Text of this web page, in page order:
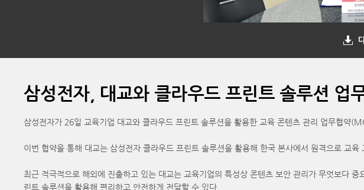
삼성전자, 대교와 클라우드 프린트 솔루션 업
삼성전자가 26일 교육기업 대교와 클라우드 프린트 솔루션을 활용한 교육 콘텐츠 관리 업무협약
이번 협약을 통해 대교는 삼성전자 클라우드 프린트 솔루션을 활용해 한국 본사에서 원격으로 교
최근 적극적으로 해외에 진출하고 있는 대교는 교육기업의 특성상 콘텐츠 보안 관리가 무엇보다
린트 솔루션을 활용해 편리하고 안전하게 전달할 수 있다.